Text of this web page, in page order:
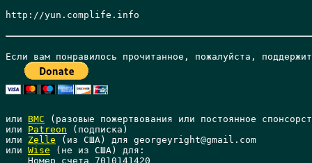
http://yun.complife.info
или BMC (разовые пожертвования или постоянное
или Patreon (подписка)
или Zelle (из США) для georgeyright@gmail.com
или Wise (не из США) для:
    Номер счета 7010141420